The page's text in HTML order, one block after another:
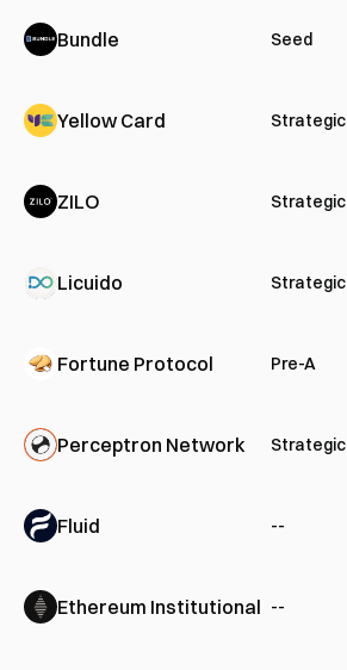
Bundle Seed
Yellow Card Strategic
ZILO Strategic
Licuido Strategic
Fortune Protocol Pre-A
Perceptron Network Strategic
Fluid --
Ethereum Institutional --